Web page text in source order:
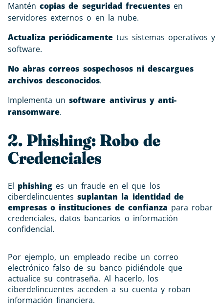
Manténcopias de seguridad frecuentesen
servidores externos o en la nube.
Actualiza periódicamente tus sistemas operativos y
software.
No abras correos sospechosos ni descargues
archivos desconocidos.
Implementa unsoftware antivirus y anti-
ransomware.
2. Phishing: Robo de
Credenciales
El phishing es un fraude en el que los
ciberdelincuentessuplantan la identidad de
empresas o instituciones de confianza para robar
credenciales, datos bancarios o información
confidencial.
Por ejemplo, un empleado recibe un correo
electrónico falso de su banco pidiéndole que
actualice su contraseña. Al hacerlo, los
ciberdelincuentes acceden a su cuenta y roban
información financiera.